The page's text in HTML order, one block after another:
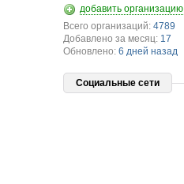
добавить организацию
Всего организаций: 4789
Добавлено за месяц: 17
Обновлено: 6 дней назад
Социальные сети